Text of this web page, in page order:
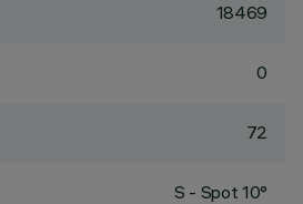
18469
0
72
S - Spot 10°